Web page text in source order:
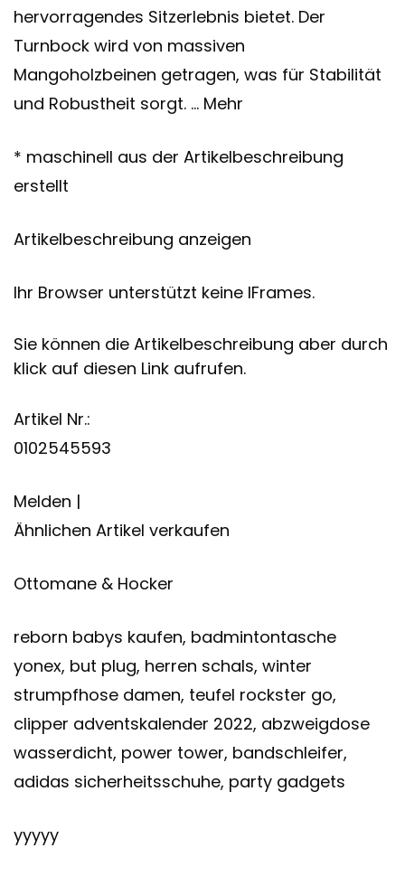
hervorragendes Sitzerlebnis bietet. Der
Turnbock wird von massiven
Mangoholzbeinen getragen, was für Stabilität
und Robustheit sorgt. … Mehr
* maschinell aus der Artikelbeschreibung
erstellt
Artikelbeschreibung anzeigen
Ihr Browser unterstützt keine IFrames.
Sie können die Artikelbeschreibung aber durch
klick auf diesen Link aufrufen.
Artikel Nr.:
0102545593
Melden |
Ähnlichen Artikel verkaufen
Ottomane & Hocker
reborn babys kaufen, badmintontasche
yonex, but plug, herren schals, winter
strumpfhose damen, teufel rockster go,
clipper adventskalender 2022, abzweigdose
wasserdicht, power tower, bandschleifer,
adidas sicherheitsschuhe, party gadgets
yyyyy